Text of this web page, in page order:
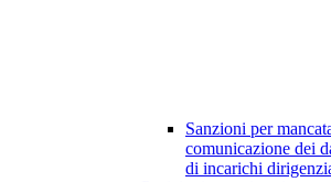
Sanzioni per
comunicazione dei
di incarichi